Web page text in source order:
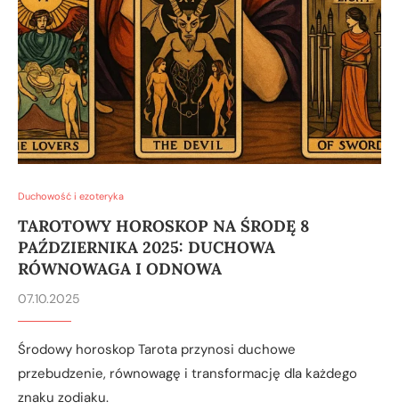
Duchowość i ezoteryka
TAROTOWY HOROSKOP NA ŚRODĘ 8
PAŹDZIERNIKA 2025: DUCHOWA
RÓWNOWAGA I ODNOWA
07.10.2025
Środowy horoskop Tarota przynosi duchowe
przebudzenie, równowagę i transformację dla każdego
znaku zodiaku.